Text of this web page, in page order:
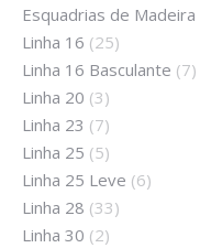
Esquadrias de Madeira
Linha 16 (25)
Linha 16 Basculante (7)
Linha 20 (3)
Linha 23 (7)
Linha 25 (5)
Linha 25 Leve (6)
Linha 28 (33)
Linha 30 (2)